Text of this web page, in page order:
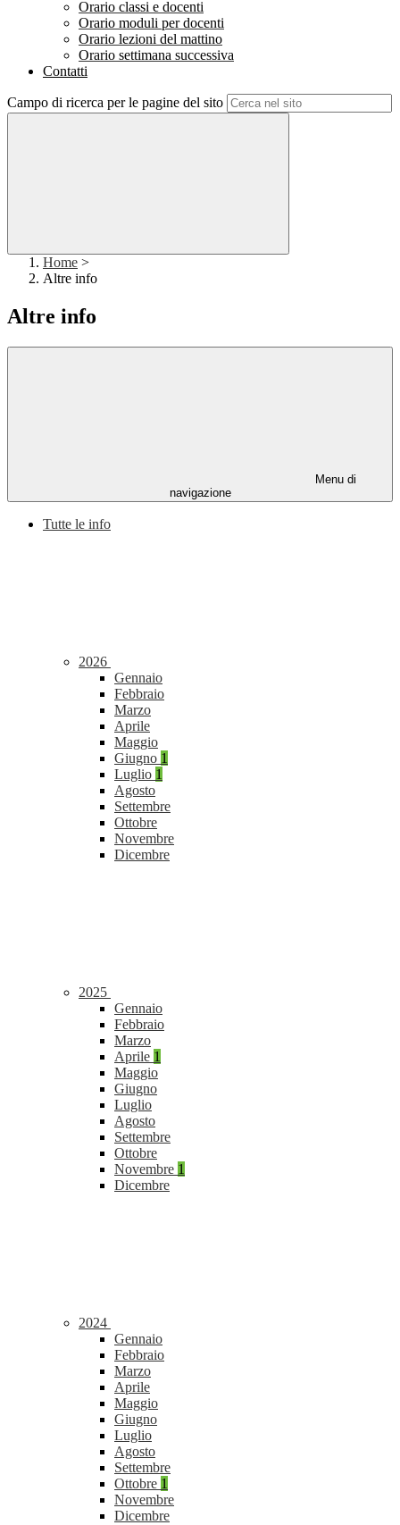
Orario classi e docenti
Orario moduli per docenti
Orario lezioni del mattino
Orario settimana successiva
Contatti
Campo di ricerca per le pagine del sito
Home >
Altre info
Altre info
Menu di
navigazione
Tutte le info
2026
Gennaio
Febbraio
Marzo
Aprile
Maggio
Giugno 1
Luglio 1
Agosto
Settembre
Ottobre
Novembre
Dicembre
2025
Gennaio
Febbraio
Marzo
Aprile 1
Maggio
Giugno
Luglio
Agosto
Settembre
Ottobre
Novembre 1
Dicembre
2024
Gennaio
Febbraio
Marzo
Aprile
Maggio
Giugno
Luglio
Agosto
Settembre
Ottobre 1
Novembre
Dicembre